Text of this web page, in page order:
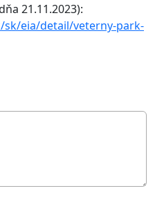
21.11.2023):
eia/detail/veterny-park-